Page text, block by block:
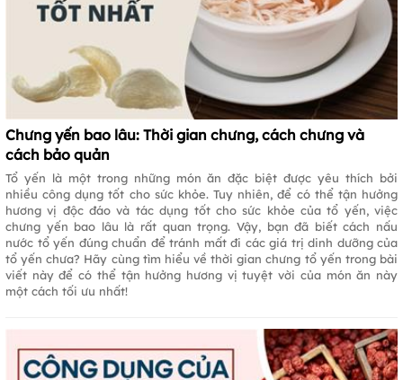
Chưng yến bao lâu: Thời gian chưng, cách chưng và
cách bảo quản
Tổ yến là một trong những món ăn đặc biệt được yêu thích bởi
nhiều công dụng tốt cho sức khỏe. Tuy nhiên, để có thể tận hưởng
hương vị độc đáo và tác dụng tốt cho sức khỏe của tổ yến, việc
chưng yến bao lâu là rất quan trọng. Vậy, bạn đã biết cách nấu
nước tổ yến đúng chuẩn để tránh mất đi các giá trị dinh dưỡng của
tổ yến chưa? Hãy cùng tìm hiểu về thời gian chưng tổ yến trong bài
viết này để có thể tận hưởng hương vị tuyệt vời của món ăn này
một cách tối ưu nhất!